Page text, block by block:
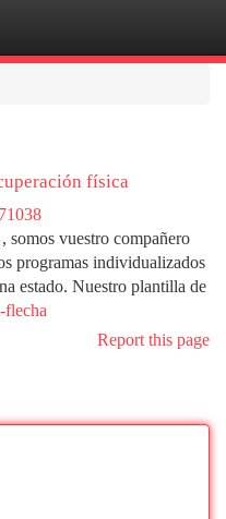
física
somos vuestro compañero
programas individualizados
estado. Nuestro plantilla de
flecha
Report this page